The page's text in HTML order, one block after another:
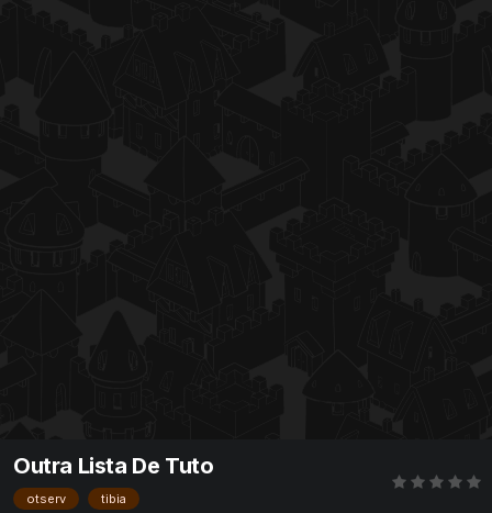
Outra Lista De Tuto
otserv tibia